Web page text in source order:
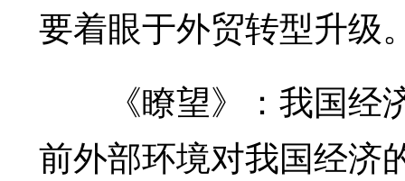
要着眼于外贸转型升级
《瞭望》：我国经
前外部环境对我国经济